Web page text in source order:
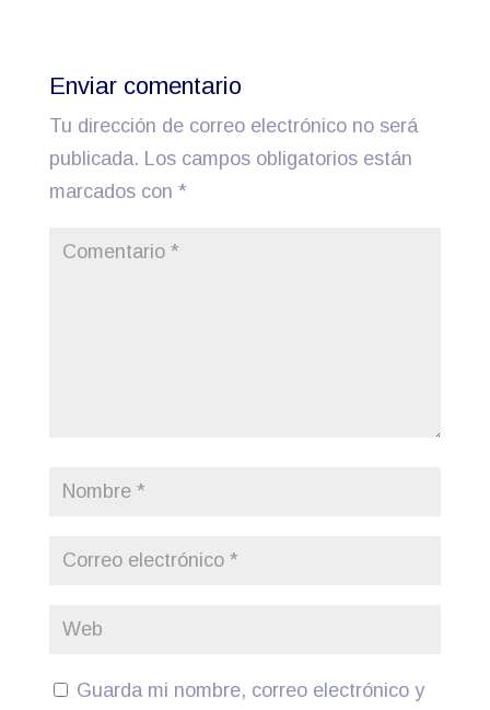
Enviar comentario
Tu dirección de correo electrónico no será
publicada. Los campos obligatorios están
marcados con *
Guarda mi nombre, correo electrónico y